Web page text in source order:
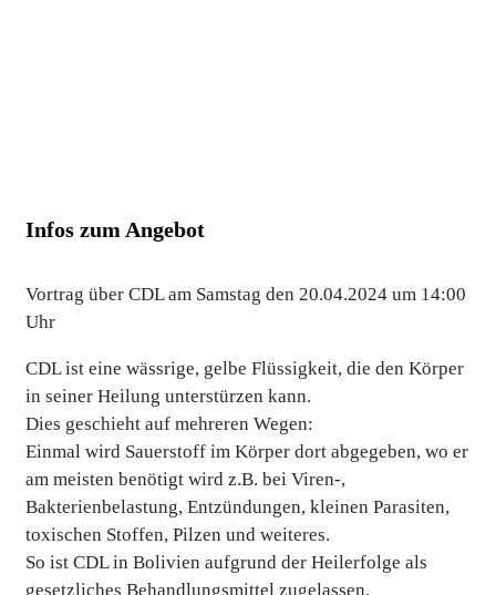
Infos zum Angebot
Vortrag über CDL am Samstag den 20.04.2024 um 14:00
Uhr
CDL ist eine wässrige, gelbe Flüssigkeit, die den Körper
in seiner Heilung unterstürzen kann.
Dies geschieht auf mehreren Wegen:
Einmal wird Sauerstoff im Körper dort abgegeben, wo er
am meisten benötigt wird z.B. bei Viren-,
Bakterienbelastung, Entzündungen, kleinen Parasiten,
toxischen Stoffen, Pilzen und weiteres.
So ist CDL in Bolivien aufgrund der Heilerfolge als
gesetzliches Behandlungsmittel zugelassen.